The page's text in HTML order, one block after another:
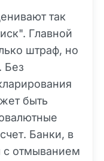
так
Главной
штраф, но
Без
быть
Банки, в
с отмыванием